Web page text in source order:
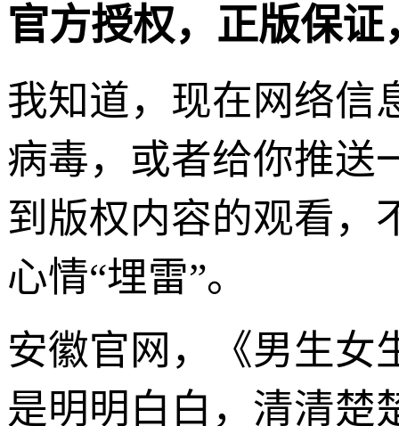
官方授权，正版保
我知道，现在网络信
病毒，或者给你推送
到版权内容的观看，
心情“埋雷”。
安徽官网，《男生女
是明明白白，清清楚